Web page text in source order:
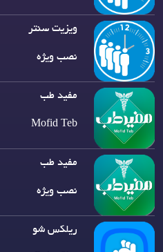
ویزیت سنتر
نصب ویژه
مفید طب
Mofid Teb
مفید طب
نصب ویژه
ریلکس شو